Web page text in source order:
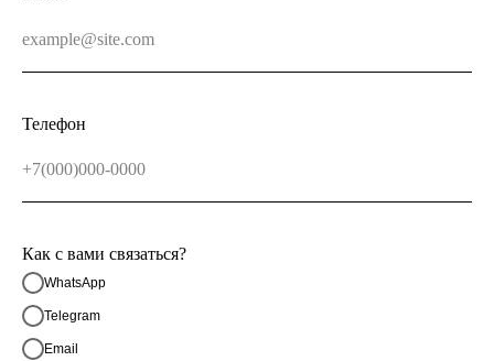
Телефон
Как с вами связаться?
WhatsApp
Telegram
Email